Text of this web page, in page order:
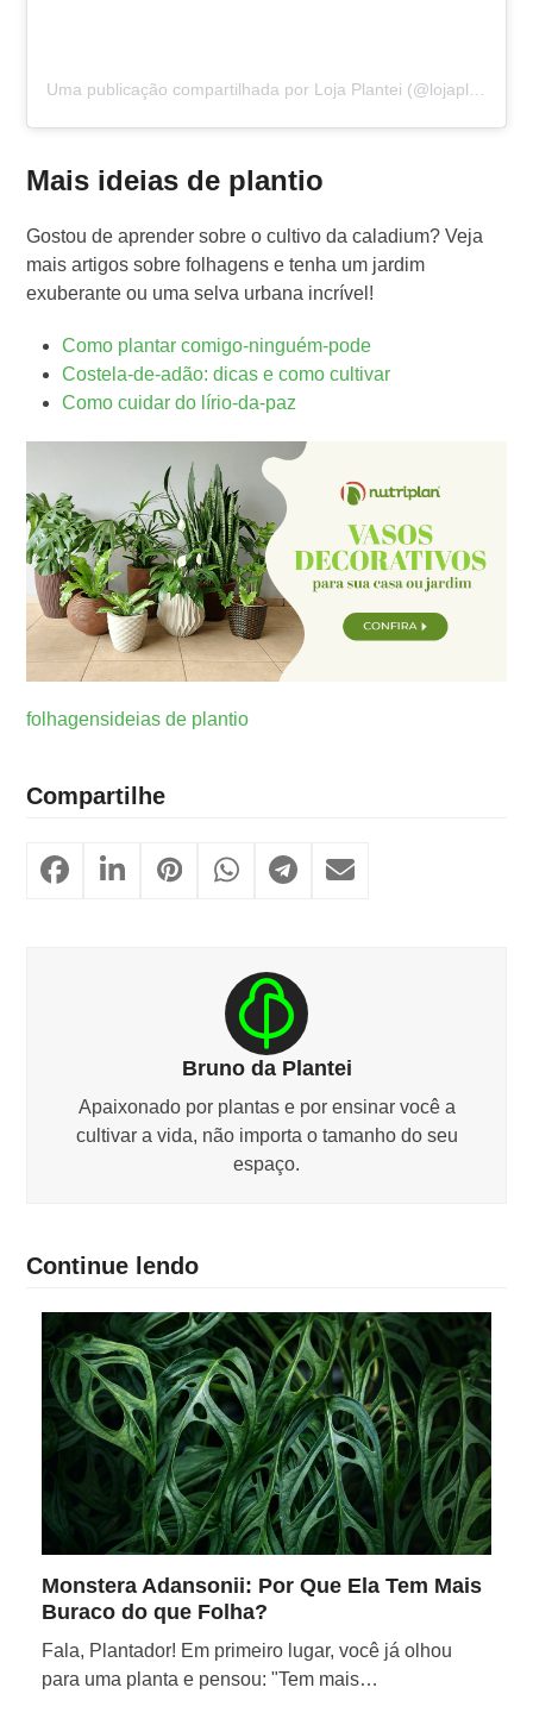
Uma publicação compartilhada por Loja Plantei (@lojaplantei)
Mais ideias de plantio
Gostou de aprender sobre o cultivo da caladium? Veja
mais artigos sobre folhagens e tenha um jardim
exuberante ou uma selva urbana incrível!
Como plantar comigo-ninguém-pode
Costela-de-adão: dicas e como cultivar
Como cuidar do lírio-da-paz
folhagensideias de plantio
Compartilhe
Bruno da Plantei
Apaixonado por plantas e por ensinar você a
cultivar a vida, não importa o tamanho do seu
espaço.
Continue lendo
Monstera Adansonii: Por Que Ela Tem Mais
Buraco do que Folha?
Fala, Plantador! Em primeiro lugar, você já olhou
para uma planta e pensou: "Tem mais…